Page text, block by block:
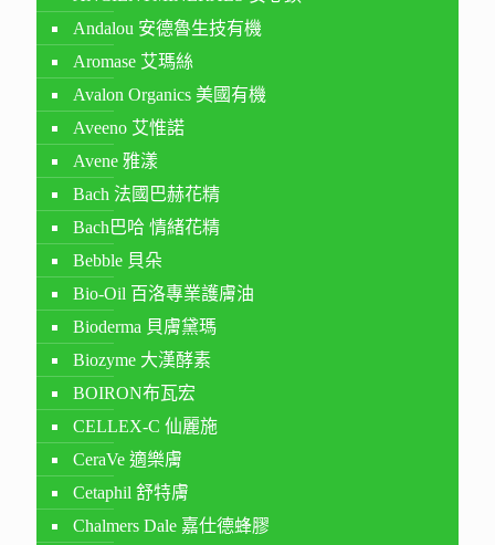
Andalou 安德魯生技有機
Aromase 艾瑪絲
Avalon Organics 美國有機
Aveeno 艾惟諾
Avene 雅漾
Bach 法國巴赫花精
Bach巴哈 情緒花精
Bebble 貝朵
Bio-Oil 百洛專業護膚油
Bioderma 貝膚黛瑪
Biozyme 大漢酵素
BOIRON布瓦宏
CELLEX-C 仙麗施
CeraVe 適樂膚
Cetaphil 舒特膚
Chalmers Dale 嘉仕德蜂膠